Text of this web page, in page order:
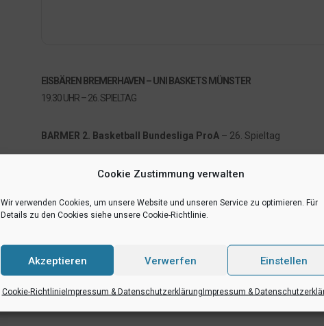
Cookie Zustimmung verwalten
Wir verwenden Cookies, um unsere Website und unseren Service zu optimieren. Für
Details zu den Cookies siehe unsere Cookie-Richtlinie.
Akzeptieren Verwerfen Einstellen
Cookie-RichtlinieImpressum & DatenschutzerklärungImpressum &
EISBÄREN BREMERHAVEN – UNI BASKETS MÜNSTER
19.30 UHR – 26. SPIELTAG
BARMER 2. Basketball Bundesliga ProA – 26. Spieltag
+ Zu Google Kalender hinzufügen